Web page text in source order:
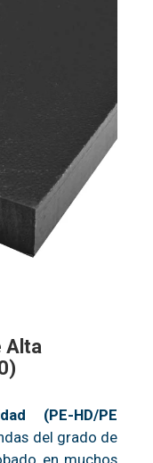
Alta
(PE-HD/PE
del grado de
en muchos